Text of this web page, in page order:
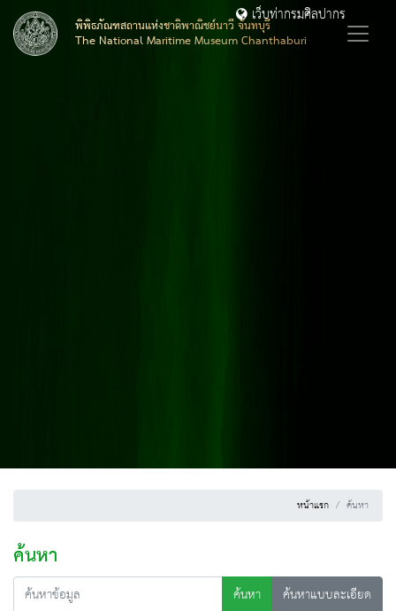
พิพิธภัณฑสถานแห่งชาติพาณิชย์นาวี จันทบุรี
The National Maritime Museum Chanthaburi
เว็บท่ากรมศิลปากร
หน้าแรก ค้นหา
ค้นหา
ค้นหา
ค้นหาแบบละเอียด